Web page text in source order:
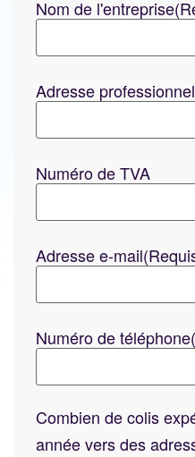
Nom de l'entreprise
Adresse
Numéro de TVA
Adresse e-mail
Numéro de téléphone
Combien de colis
année vers des